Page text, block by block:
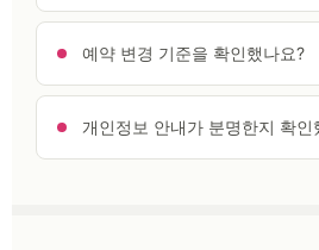
예약 변경 기준을 확인했나요?
개인정보 안내가 분명한지 확인